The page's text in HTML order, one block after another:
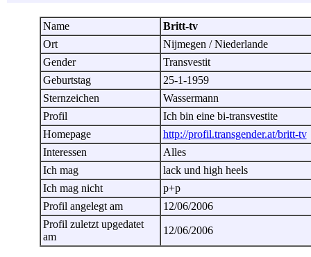
Name
Britt-tv
Ort
Nijmegen / Niederlande
Gender
Transvestit
Geburtstag
25-1-1959
Sternzeichen
Wassermann
Profil
Ich bin eine bi-transvestite
Homepage
http://profil.transgender.at/britt-tv
Interessen
Alles
Ich mag
lack und high heels
Ich mag nicht
p+p
Profil angelegt am
12/06/2006
Profil zuletzt upgedatet
am
12/06/2006